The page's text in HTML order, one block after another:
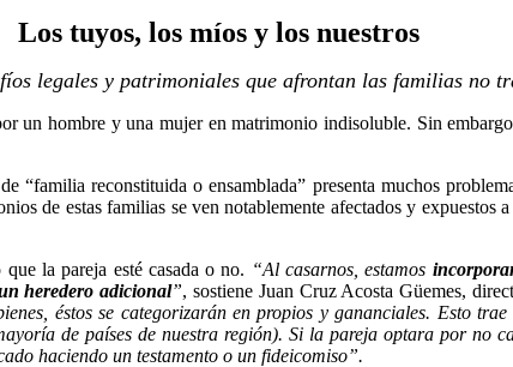
Los tuyos, los míos y los nuestros
legales y patrimoniales que afrontan las familias no
unhombre y una mujer en matrimonio indisoluble. Sin
“familia reconstituida o ensamblada” presenta muchos
de estas familias se ven notablemente afectados y expuestos
la pareja esté casada o no. “Al casarnos, estamos
heredero adicional”, sostiene Juan Cruz Acosta Güemes,
éstos se categorizarán en propios y gananciales. Esto
de países de nuestra región). Si la pareja optara por no
haciendo un testamento o un fideicomiso”.